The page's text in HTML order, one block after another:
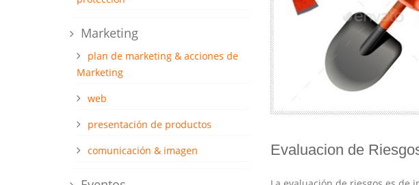
Marketing
plan de marketing & acciones de
Marketing
web
presentación de productos
comunicación & imagen
Evaluacion de